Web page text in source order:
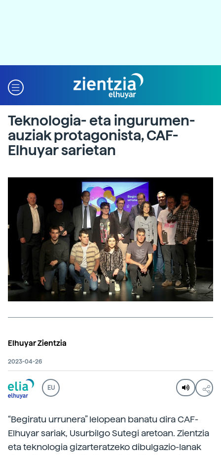
Teknologia- eta ingurumen-
auziak protagonista, CAF-
Elhuyar sarietan
Elhuyar Zientzia
2023-04-26
EU
“Begiratu urrunera” lelopean banatu dira CAF-
Elhuyar sariak, Usurbilgo Sutegi aretoan. Zientzia
eta teknologia gizarteratzeko dibulgazio-lanak